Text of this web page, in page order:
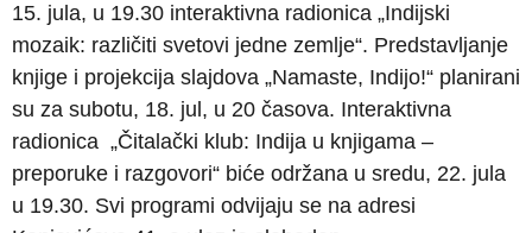
15. jula, u 19.30 interaktivna radionica „Indijski
mozaik: različiti svetovi jedne zemlje“. Predstavljanje
knjige i projekcija slajdova „Namaste, Indijo!“ planirani
su za subotu, 18. jul, u 20 časova. Interaktivna
radionica „Čitalački klub: Indija u knjigama –
preporuke i razgovori“ biće održana u sredu, 22. jula
u 19.30. Svi programi odvijaju se na adresi